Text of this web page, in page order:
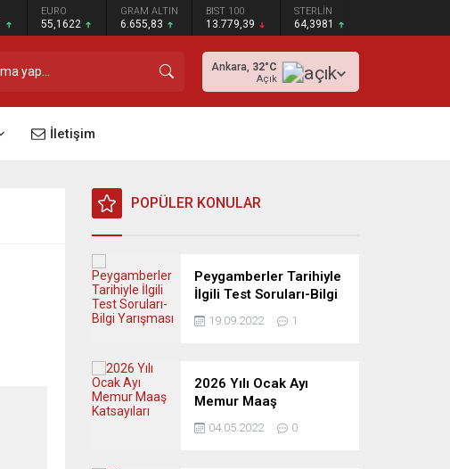
EURO
55,1622
GRAM ALTIN
6.655,83
BIST 100
13.779,39
STERLİN
64,3981
Ankara, 32°C
Açık
İletişim
POPÜLER KONULAR
Peygamberler Tarihiyle
İlgili Test Soruları-Bilgi
Yarışması
19.09.2022 1
2026 Yılı Ocak Ayı
Memur Maaş
Katsayıları
04.05.2022 0